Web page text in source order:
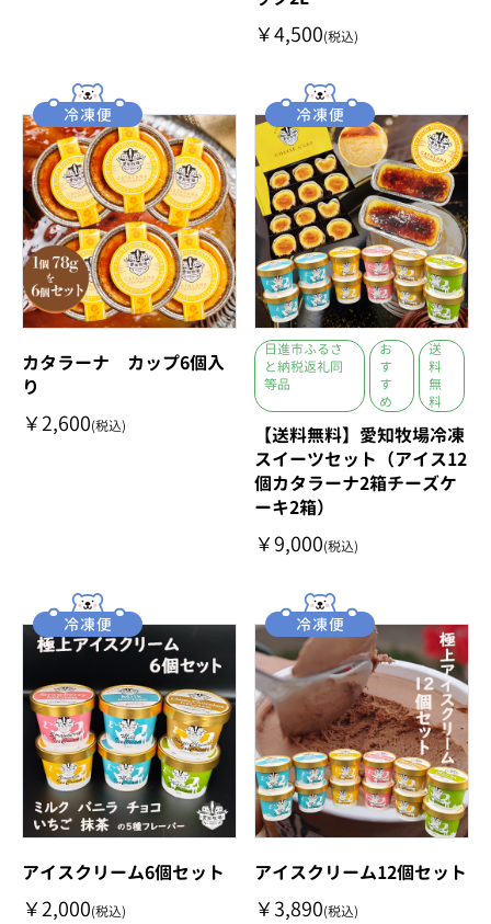
￥4,500(税込)
カタラーナ カップ6個入
り
￥2,600(税込)
日進市ふるさ
と納税返礼同
等品
お
す
す
め
送
料
無
料
【送料無料】愛知牧場冷凍
スイーツセット（アイス12
個カタラーナ2箱チーズケ
ーキ2箱）
￥9,000(税込)
アイスクリーム6個セット
￥2,000(税込)
アイスクリーム12個セット
￥3,890(税込)